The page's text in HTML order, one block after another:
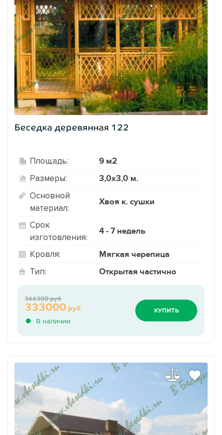
Беседка деревянная 122
Площадь: 9 м2
Размеры: 3,0х3,0 м.
Основной
материал:
Хвоя к. сушки
Срок
изготовления:
4 - 7 недель
Кровля: Мягкая черепица
Тип: Открытая частично
В наличии
333000 руб
366300 руб
КУПИТЬ